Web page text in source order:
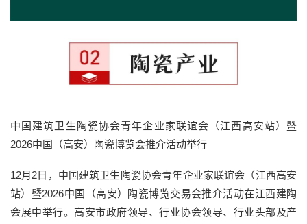
中国建筑卫生陶瓷协会青年企业家联谊会（江西高安站）暨
2026中国（高安）陶瓷博览会推介活动举行
12月2日，中国建筑卫生陶瓷协会青年企业家联谊会（江西高安
站）暨2026中国（高安）陶瓷博览交易会推介活动在江西建陶
会展中举行。高安市政府领导、行业协会领导、行业头部及产